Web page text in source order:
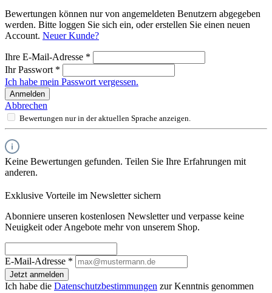
Bewertungen können nur von angemeldeten Benutzern abgegeben
werden. Bitte loggen Sie sich ein, oder erstellen Sie einen neuen
Account. Neuer Kunde?
Ihre E-Mail-Adresse *
Ihr Passwort *
Ich habe mein Passwort vergessen.
Anmelden
Abbrechen
Bewertungen nur in der aktuellen Sprache anzeigen.
Keine Bewertungen gefunden. Teilen Sie Ihre Erfahrungen mit
anderen.
Exklusive Vorteile im Newsletter sichern
Abonniere unseren kostenlosen Newsletter und verpasse keine
Neuigkeit oder Angebote mehr von unserem Shop.
E-Mail-Adresse *
Jetzt anmelden
Ich habe die Datenschutzbestimmungen zur Kenntnis genommen